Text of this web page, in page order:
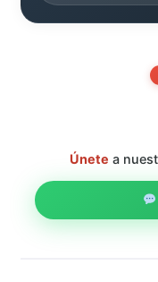
Únete a